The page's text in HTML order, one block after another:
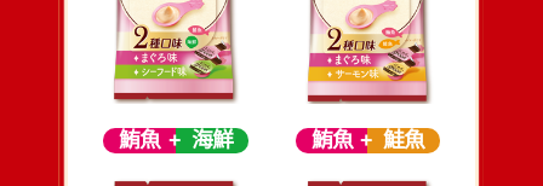
鮪魚 海鮮 鮪魚 鮭魚